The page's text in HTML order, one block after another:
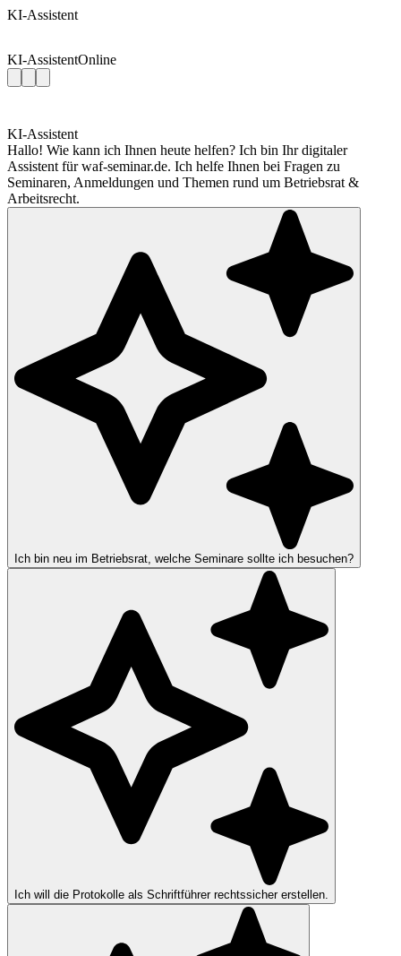
KI-Assistent
KI-AssistentOnline
KI-Assistent
Hallo! Wie kann ich Ihnen heute helfen? Ich bin Ihr digitaler
Assistent für waf-seminar.de. Ich helfe Ihnen bei Fragen zu
Seminaren, Anmeldungen und Themen rund um Betriebsrat &
Arbeitsrecht.
Ich bin neu im Betriebsrat, welche Seminare sollte ich besuchen?
Ich will die Protokolle als Schriftführer rechtssicher erstellen.